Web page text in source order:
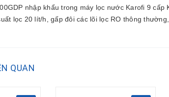
nhập khẩu trong máy lọc nước Karofi 9
lọc 20 lít/h, gấp đôi các lõi lọc RO thông
QUAN